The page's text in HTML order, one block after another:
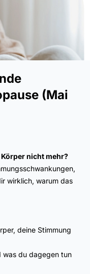
(Mai
nicht mehr?
wirklich, warum das
deine Stimmung
was du dagegen tun